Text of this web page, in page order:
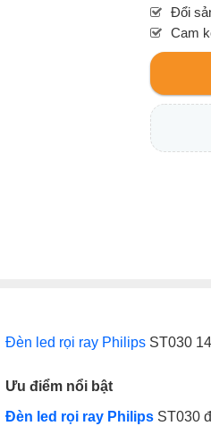
Đổi
Cam
Đèn led rọi ray Philips ST030
Ưu điểm nổi bật
Đèn led rọi ray Philips ST030